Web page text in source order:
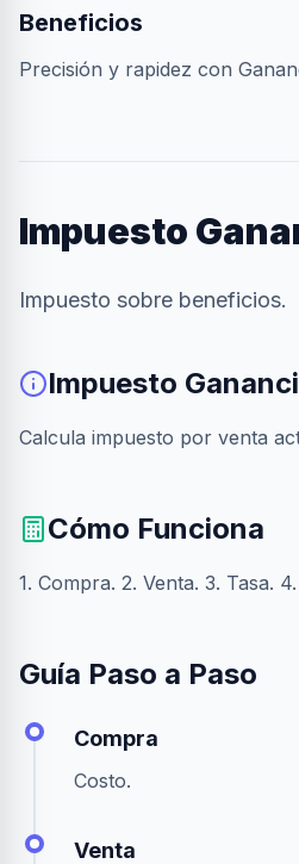
Beneficios
Precisión y rapidez con
Impuesto
Impuesto sobre beneficios.
Impuesto
Calcula impuesto por venta
Cómo Funciona
1. Compra. 2. Venta. 3. Tasa.
Guía Paso a Paso
Compra
Costo.
Venta